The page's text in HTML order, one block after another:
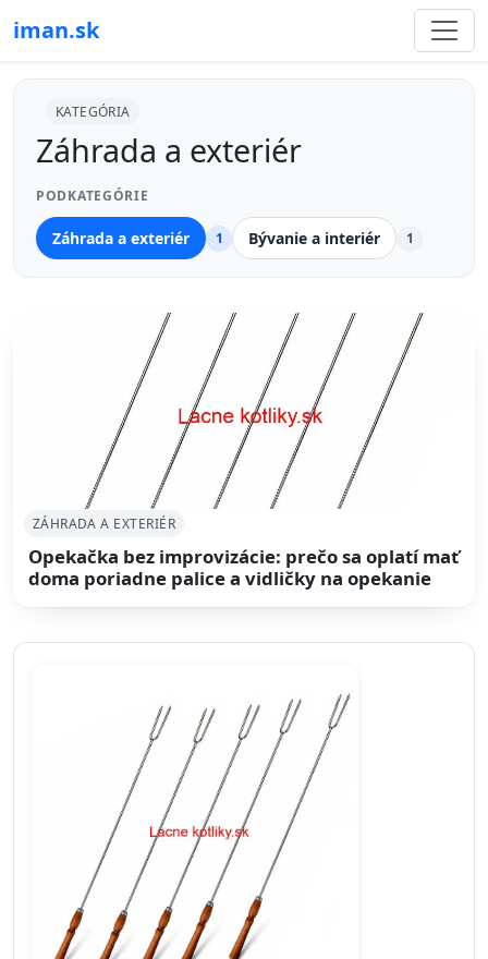
iman.sk
KATEGÓRIA
Záhrada a exteriér
PODKATEGÓRIE
Záhrada a exteriér 1 Bývanie a interiér 1
ZÁHRADA A EXTERIÉR
Opekačka bez improvizácie: prečo sa oplatí mať
doma poriadne palice a vidličky na opekanie